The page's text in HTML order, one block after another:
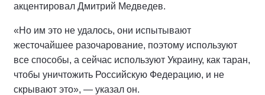
акцентировал Дмитрий Медведев.
«Но им это не удалось, они испытывают
жесточайшее разочарование, поэтому используют
все способы, а сейчас используют Украину, как таран,
чтобы уничтожить Российскую Федерацию, и не
скрывают это», — указал он.